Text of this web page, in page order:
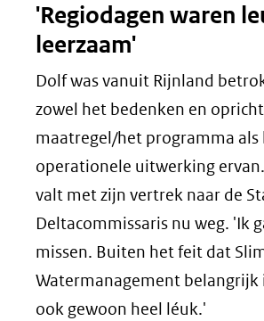
'Regiodagen waren
leerzaam'
Dolf was vanuit Rijnland
zowel het bedenken en
maatregel/het programma als
operationele uitwerking
valt met zijn vertrek naar de
Deltacommissaris nu weg. 'Ik
missen. Buiten het feit dat
Watermanagement belangrijk
ook gewoon heel léuk.'